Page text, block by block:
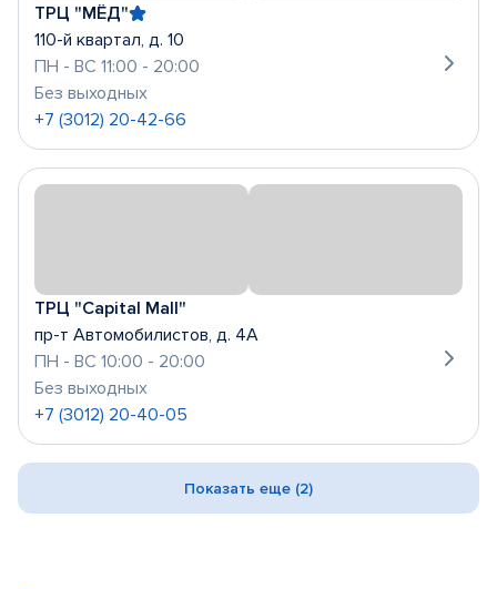
ТРЦ "МЁД"
110-й квартал, д. 10
ПН - ВС 11:00 - 20:00
Без выходных
+7 (3012) 20-42-66
ТРЦ "Capital Mall"
пр-т Автомобилистов, д. 4А
ПН - ВС 10:00 - 20:00
Без выходных
+7 (3012) 20-40-05
Показать еще (2)